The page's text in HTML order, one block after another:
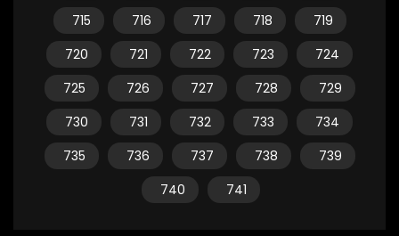
715
716 717 718
719
720
721 722 723
724
725
726 727 728
729
730
731 732 733
734
735
736 737 738
739
740
741